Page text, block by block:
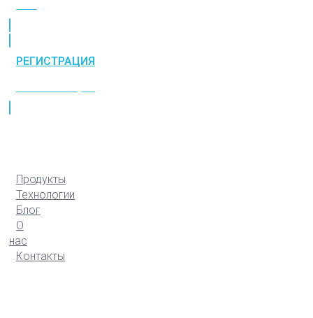
РЕГИСТРАЦИЯ
Продукты
Технологии
Блог
О
нас
Контакты